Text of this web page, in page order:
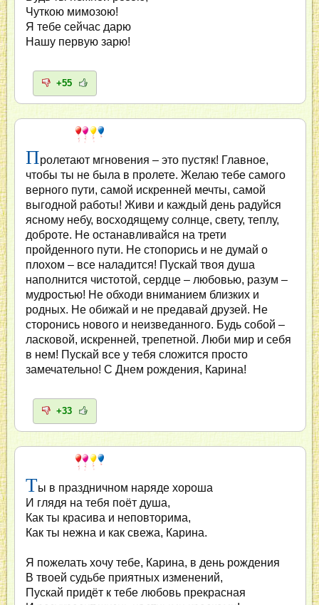
Чуткою мимозою!
Я тебе сейчас дарю
Нашу первую зарю!
+55
Пролетают мгновения – это пустяк! Главное,
чтобы ты не была в пролете. Желаю тебе самого
верного пути, самой искренней мечты, самой
выгодной работы! Живи и каждый день радуйся
ясному небу, восходящему солнце, свету, теплу,
доброте. Не останавливайся на трети
пройденного пути. Не стопорись и не думай о
плохом – все наладится! Пускай твоя душа
наполнится чистотой, сердце – любовью, разум –
мудростью! Не обходи вниманием близких и
родных. Не обижай и не предавай друзей. Не
сторонись нового и неизведанного. Будь собой –
ласковой, искренней, трепетной. Люби мир и себя
в нем! Пускай все у тебя сложится просто
замечательно! С Днем рождения, Карина!
+33
Ты в праздничном наряде хороша
И глядя на тебя поёт душа,
Как ты красива и неповторима,
Как ты нежна и как свежа, Карина.
Я пожелать хочу тебе, Карина, в день рождения
В твоей судьбе приятных изменений,
Пускай придёт к тебе любовь прекрасная